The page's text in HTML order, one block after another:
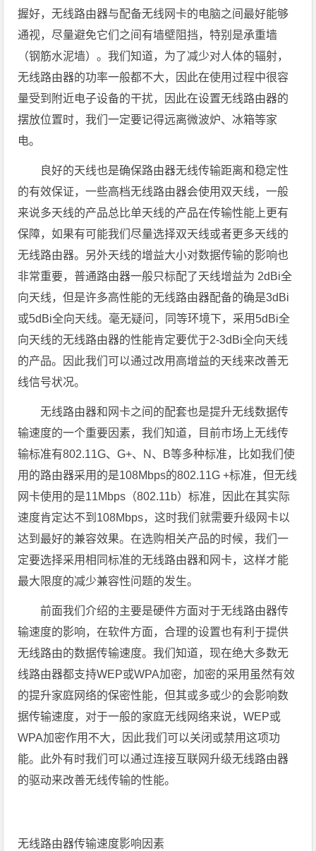
握好，无线路由器与配备无线网卡的电脑之间最好能够
通视，尽量避免它们之间有墙壁阻挡，特别是承重墙
（钢筋水泥墙）。我们知道，为了减少对人体的辐射，
无线路由器的功率一般都不大，因此在使用过程中很容
量受到附近电子设备的干扰，因此在设置无线路由器的
摆放位置时，我们一定要记得远离微波炉、冰箱等家
电。
良好的天线也是确保路由器无线传输距离和稳定性
的有效保证，一些高档无线路由器会使用双天线，一般
来说多天线的产品总比单天线的产品在传输性能上更有
保障，如果有可能我们尽量选择双天线或者更多天线的
无线路由器。另外天线的增益大小对数据传输的影响也
非常重要，普通路由器一般只标配了天线增益为 2dBi全
向天线，但是许多高性能的无线路由器配备的确是3dBi
或5dBi全向天线。毫无疑问，同等环境下，采用5dBi全
向天线的无线路由器的性能肯定要优于2-3dBi全向天线
的产品。因此我们可以通过改用高增益的天线来改善无
线信号状况。
无线路由器和网卡之间的配套也是提升无线数据传
输速度的一个重要因素，我们知道，目前市场上无线传
输标准有802.11G、G+、N、B等多种标准，比如我们使
用的路由器采用的是108Mbps的802.11G +标准，但无线
网卡使用的是11Mbps（802.11b）标准，因此在其实际
速度肯定达不到108Mbps，这时我们就需要升级网卡以
达到最好的兼容效果。在选购相关产品的时候，我们一
定要选择采用相同标准的无线路由器和网卡，这样才能
最大限度的减少兼容性问题的发生。
前面我们介绍的主要是硬件方面对于无线路由器传
输速度的影响，在软件方面，合理的设置也有利于提供
无线路由的数据传输速度。我们知道，现在绝大多数无
线路由器都支持WEP或WPA加密，加密的采用虽然有效
的提升家庭网络的保密性能，但其或多或少的会影响数
据传输速度，对于一般的家庭无线网络来说，WEP或
WPA加密作用不大，因此我们可以关闭或禁用这项功
能。此外有时我们可以通过连接互联网升级无线路由器
的驱动来改善无线传输的性能。
无线路由器传输速度影响因素